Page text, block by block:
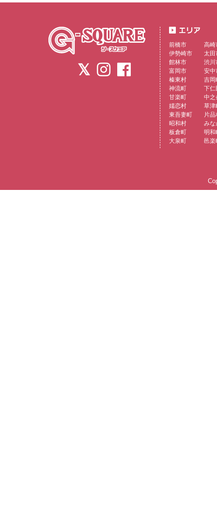
前橋市
高崎
伊勢崎市
太田
館林市
渋川
富岡市
安中
榛東村
吉岡
神流町
下仁
甘楽町
中之
嬬恋村
草津
東吾妻町
片品
昭和村
みな
板倉町
明和
大泉町
邑楽